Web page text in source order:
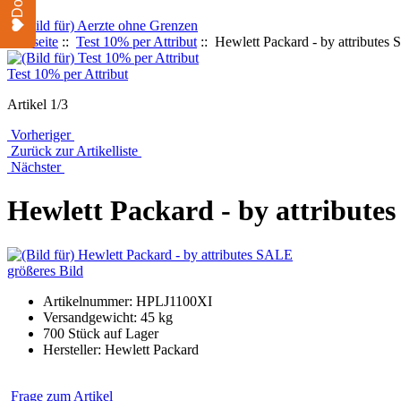
Startseite :: Test 10% per Attribut :: Hewlett Packard - by attributes
Test 10% per Attribut
Artikel 1/3
Vorheriger
Zurück zur Artikelliste
Nächster
Hewlett Packard - by
größeres Bild
Artikelnummer: HPLJ1100XI
Versandgewicht: 45 kg
700 Stück auf Lager
Hersteller: Hewlett Packard
Frage zum Artikel